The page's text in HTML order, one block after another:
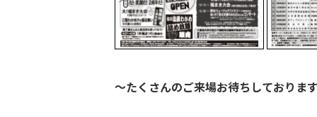
～たくさんのご来場お待ちしておりま